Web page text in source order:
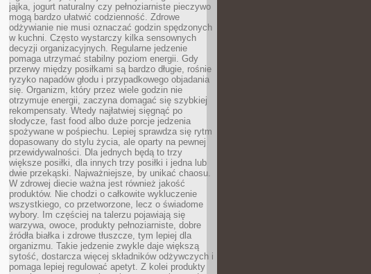
jajka, jogurt naturalny czy pełnoziarniste pieczywo
mogą bardzo ułatwić codzienność. Zdrowe
odżywianie nie musi oznaczać godzin spędzonych
w kuchni. Często wystarczy kilka sensownych
decyzji organizacyjnych. Regularne jedzenie
pomaga utrzymać stabilny poziom energii. Gdy
przerwy między posiłkami są bardzo długie, rośnie
ryzyko napadów głodu i przypadkowego objadania
się. Organizm, który przez wiele godzin nie
otrzymuje energii, zaczyna domagać się szybkiej
rekompensaty. Wtedy najłatwiej sięgnąć po
słodycze, fast food albo duże porcje jedzenia
spożywane w pośpiechu. Lepiej sprawdza się rytm
dopasowany do stylu życia, ale oparty na pewnej
przewidywalności. Dla jednych będą to trzy
większe posiłki, dla innych trzy posiłki i jedna lub
dwie przekąski. Najważniejsze, by unikać chaosu.
W zdrowej diecie ważna jest również jakość
produktów. Nie chodzi o całkowite wykluczenie
wszystkiego, co przetworzone, lecz o świadome
wybory. Im częściej na talerzu pojawiają się
warzywa, owoce, produkty pełnoziarniste, dobre
źródła białka i zdrowe tłuszcze, tym lepiej dla
organizmu. Takie jedzenie zwykle daje większą
sytość, dostarcza więcej składników odżywczych i
pomaga lepiej regulować apetyt. Z kolei produkty